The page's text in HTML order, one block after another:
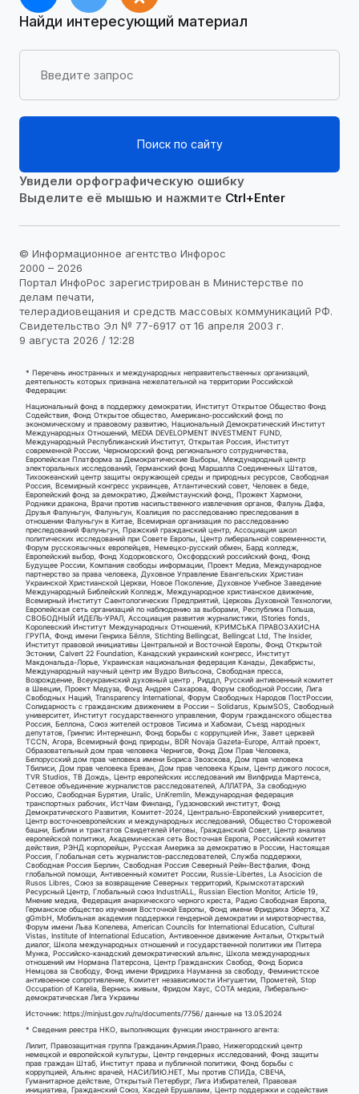
Найди интересующий материал
Поиск по сайту
Увидели орфографическую ошибку
Выделите её мышью и нажмите Ctrl+Enter
© Информационное агентство Инфорос
2000 – 2026
Портал ИнфоРос зарегистрирован в Министерстве по
делам печати,
телерадиовещания и средств массовых коммуникаций РФ.
Свидетельство Эл № 77-6917 от 16 апреля 2003 г.
9 августа 2026 / 12:28